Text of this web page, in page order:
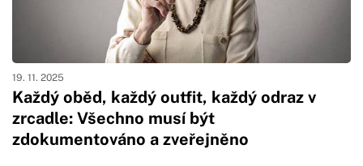
Každý oběd, každý outfit, každý odraz v
zrcadle: Všechno musí být
zdokumentováno a zveřejněno
19. 11. 2025